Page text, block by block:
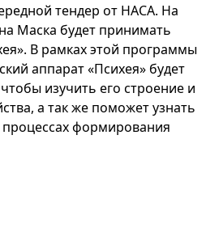
тендер от НАСА. На
Маска будет принимать
В рамках этой программы
аппарат «Психея» будет
изучить его строение и
а так же поможет узнать
формирования